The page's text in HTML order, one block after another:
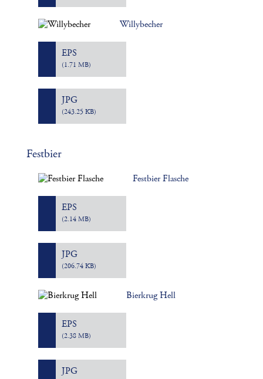
Willybecher
EPS
(1.71 MB)
JPG
(243.25 KB)
Festbier
Festbier Flasche
EPS
(2.14 MB)
JPG
(206.74 KB)
Bierkrug Hell
EPS
(2.38 MB)
JPG